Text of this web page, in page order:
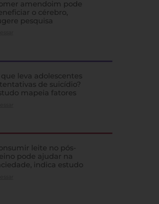
podem estar
deveriam, alerta
níveis considerados normais da vitamina podem
amendoim pode
o cérebro,
pesquisa
leva adolescentes
de suicídio?
mapeia fatores
leite no pós-
pode ajudar na
indica estudo